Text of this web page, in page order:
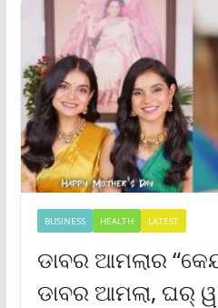
BUSINESS HEALTH LATEST
ଡାବର ଆମଲାର
ଡାବର ଆମଲା, ଘର୍